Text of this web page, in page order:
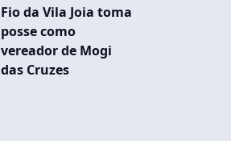
Fio da Vila Joia toma
posse como
vereador de Mogi
das Cruzes